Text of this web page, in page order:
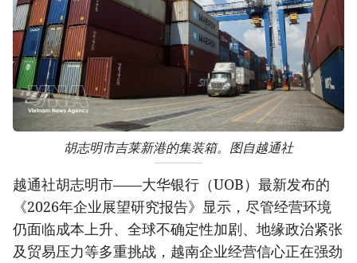
胡志明市吉莱新港的集装箱。图自越通社
越通社胡志明市——大华银行（UOB）最新发布的
《2026年企业展望研究报告》显示，尽管经营环境
仍面临成本上升、全球不确定性加剧、地缘政治紧张
及贸易压力等多重挑战，越南企业经营信心正在强劲